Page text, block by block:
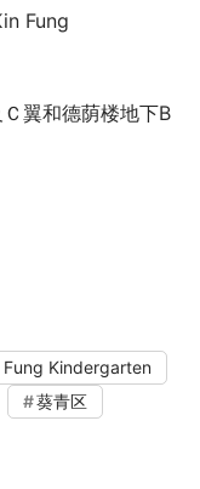
Fung
翼和德荫楼地下B
Fung Kindergarten
葵青区